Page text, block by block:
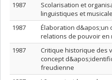
1987
Scolarisation et
linguistiques et
1987
Élaboration d&apos;un
relations de pouvoir en
1987
Critique historique des
concept
freudienne